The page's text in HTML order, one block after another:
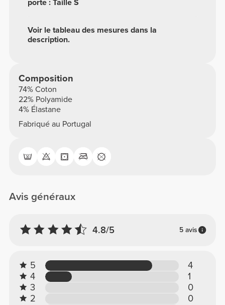
Voir le tableau des mesures dans la
description.
porte : Taille S
Composition
74% Coton
22% Polyamide
4% Élastane
Fabriqué au Portugal
Avis généraux
4.8/5 5 avis
5
4
4
1
3
0
2
0